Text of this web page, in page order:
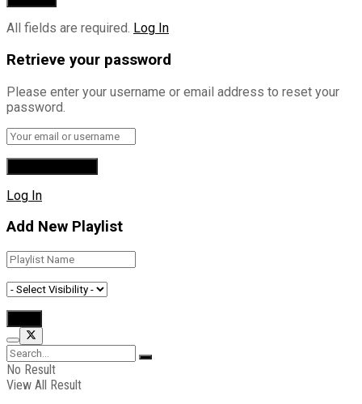
All fields are required. Log In
Retrieve your password
Please enter your username or email address to reset your
password.
Log In
Add New Playlist
No Result
View All Result